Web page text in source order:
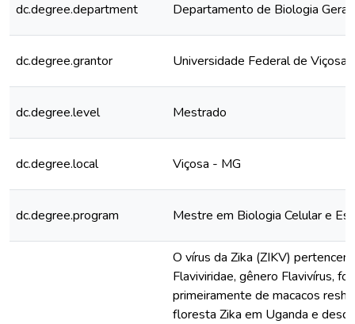
dc.degree.department Departamento de Biologia Geral
dc.degree.grantor Universidade Federal de Viçosa
dc.degree.level Mestrado
dc.degree.local Viçosa - MG
dc.degree.program Mestre em Biologia Celular e
O vírus da Zika (ZIKV)
Flaviviridae, gênero Flavivírus,
primeiramente de macacos
floresta Zika em Uganda e